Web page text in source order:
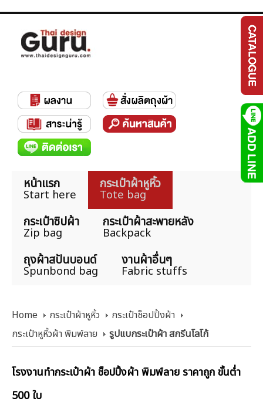
หน้าแรก
Start here
กระเป๋าผ้าหูหิ้ว
Tote bag
กระเป๋าซิปผ้า
Zip bag
กระเป๋าผ้าสะพายหลัง
Backpack
ถุงผ้าสปันบอนด์
Spunbond bag
งานผ้าอื่นๆ
Fabric stuffs
Home กระเป๋าผ้าหูหิ้ว
กระเป๋าช็อปปิ้งผ้า
กระเป๋าหูหิ้วผ้า พิมพ์ลาย
รูปแบกระเป๋าผ้า สกรีนโลโก้
โรงงานทำกระเป๋าผ้า ช็อปปิ้งผ้า พิมพ์ลาย ราคาถูก ขั้นต่ำ
500 ใบ